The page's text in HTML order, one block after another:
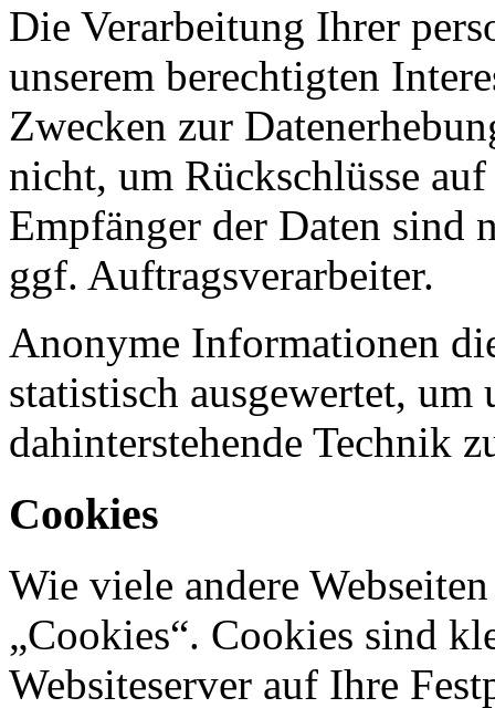
Die Verarbeitung Ihrer
unserem berechtigten
Zwecken zur
nicht, um Rückschlüsse
Empfänger der Daten sind
ggf. Auftragsverarbeiter.
Anonyme Informationen
statistisch ausgewertet,
dahinterstehende Technik
Cookies
Wie viele andere
„Cookies“. Cookies sind
Websiteserver auf Ihre